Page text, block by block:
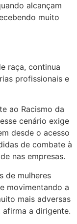
alcançam
muito
raça, continua
profissionais e
ao Racismo da
cenário exige
desde o acesso
de combate à
nas empresas.
de mulheres
movimentando a
mais adversas
afirma a dirigente.